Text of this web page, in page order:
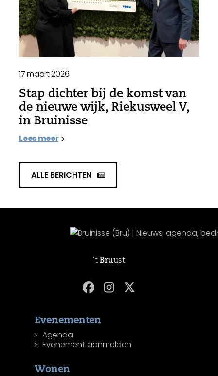
17 maart 2026
Stap dichter bij de komst van
de nieuwe wijk, Riekusweel V,
in Bruinisse
Lees meer
ALLE BERICHTEN
't Bruust
Evenementen
Agenda
Evenement aanmelden
Wonen